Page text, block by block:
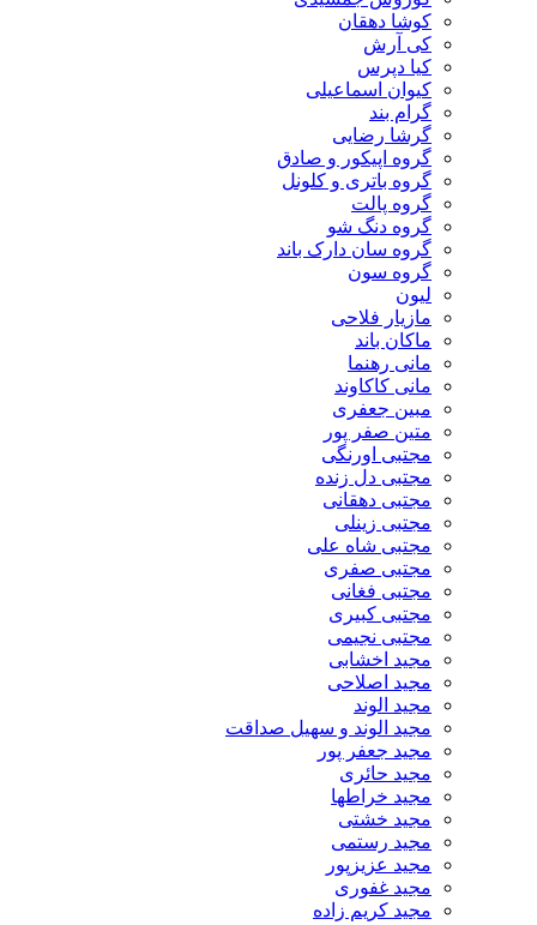
کوشا دهقان
کی آرش
کیا دپرس
کیوان اسماعیلی
گرام بند
گرشا رضایی
گروه اپیکور و صادق
گروه باتری و کلونل
گروه پالت
گروه دنگ شو
گروه سان دارک باند
گروه سون
لیون
مازیار فلاحی
ماکان باند
مانی رهنما
مانی کاکاوند
مبین جعفری
متین صفر پور
مجتبی اورنگی
مجتبی دل زنده
مجتبی دهقانی
مجتبی زینلی
مجتبی شاه علی
مجتبی صفری
مجتبی فغانی
مجتبی کبیری
مجتبی نجیمی
مجید اخشابی
مجید اصلاحی
مجید الوند‎
مجید الوند و سهیل صداقت
مجید جعفر پور
مجید حائری
مجید خراطها
مجید خشتی
مجید رستمی
مجید عزیزپور
مجید غفوری
مجید کریم زاده